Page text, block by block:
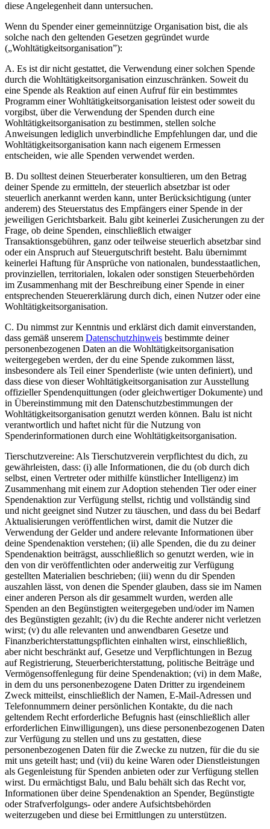
diese Angelegenheit dann untersuchen.
Wenn du Spender einer gemeinnützige Organisation bist, die als
solche nach den geltenden Gesetzen gegründet wurde
(„Wohltätigkeitsorganisation”):
A. Es ist dir nicht gestattet, die Verwendung einer solchen Spende
durch die Wohltätigkeitsorganisation einzuschränken. Soweit du
eine Spende als Reaktion auf einen Aufruf für ein bestimmtes
Programm einer Wohltätigkeitsorganisation leistest oder soweit du
vorgibst, über die Verwendung der Spenden durch eine
Wohltätigkeitsorganisation zu bestimmen, stellen solche
Anweisungen lediglich unverbindliche Empfehlungen dar, und die
Wohltätigkeitsorganisation kann nach eigenem Ermessen
entscheiden, wie alle Spenden verwendet werden.
B. Du solltest deinen Steuerberater konsultieren, um den Betrag
deiner Spende zu ermitteln, der steuerlich absetzbar ist oder
steuerlich anerkannt werden kann, unter Berücksichtigung (unter
anderem) des Steuerstatus des Empfängers einer Spende in der
jeweiligen Gerichtsbarkeit. Balu gibt keinerlei Zusicherungen zu der
Frage, ob deine Spenden, einschließlich etwaiger
Transaktionsgebühren, ganz oder teilweise steuerlich absetzbar sind
oder ein Anspruch auf Steuergutschrift besteht. Balu übernimmt
keinerlei Haftung für Ansprüche von nationalen, bundesstaatlichen,
provinziellen, territorialen, lokalen oder sonstigen Steuerbehörden
im Zusammenhang mit der Beschreibung einer Spende in einer
entsprechenden Steuererklärung durch dich, einen Nutzer oder eine
Wohltätigkeitsorganisation.
C. Du nimmst zur Kenntnis und erklärst dich damit einverstanden,
dass gemäß unserem Datenschutzhinweis bestimmte deiner
personenbezogenen Daten an die Wohltätigkeitsorganisation
weitergegeben werden, der du eine Spende zukommen lässt,
insbesondere als Teil einer Spenderliste (wie unten definiert), und
dass diese von dieser Wohltätigkeitsorganisation zur Ausstellung
offizieller Spendenquittungen (oder gleichwertiger Dokumente) und
in Übereinstimmung mit den Datenschutzbestimmungen der
Wohltätigkeitsorganisation genutzt werden können. Balu ist nicht
verantwortlich und haftet nicht für die Nutzung von
Spenderinformationen durch eine Wohltätigkeitsorganisation.
Tierschutzvereine: Als Tierschutzverein verpflichtest du dich, zu
gewährleisten, dass: (i) alle Informationen, die du (ob durch dich
selbst, einen Vertreter oder mithilfe künstlicher Intelligenz) im
Zusammenhang mit einem zur Adoption stehenden Tier oder einer
Spendenaktion zur Verfügung stellst, richtig und vollständig sind
und nicht geeignet sind Nutzer zu täuschen, und dass du bei Bedarf
Aktualisierungen veröffentlichen wirst, damit die Nutzer die
Verwendung der Gelder und andere relevante Informationen über
deine Spendenaktion verstehen; (ii) alle Spenden, die du zu deiner
Spendenaktion beiträgst, ausschließlich so genutzt werden, wie in
den von dir veröffentlichten oder anderweitig zur Verfügung
gestellten Materialien beschrieben; (iii) wenn du dir Spenden
auszahlen lässt, von denen die Spender glauben, dass sie im Namen
einer anderen Person als dir gesammelt wurden, werden alle
Spenden an den Begünstigten weitergegeben und/oder im Namen
des Begünstigten gezahlt; (iv) du die Rechte anderer nicht verletzen
wirst; (v) du alle relevanten und anwendbaren Gesetze und
Finanzberichterstattungspflichten einhalten wirst, einschließlich,
aber nicht beschränkt auf, Gesetze und Verpflichtungen in Bezug
auf Registrierung, Steuerberichterstattung, politische Beiträge und
Vermögensoffenlegung für deine Spendenaktion; (vi) in dem Maße,
in dem du uns personenbezogene Daten Dritter zu irgendeinem
Zweck mitteilst, einschließlich der Namen, E-Mail-Adressen und
Telefonnummern deiner persönlichen Kontakte, du die nach
geltendem Recht erforderliche Befugnis hast (einschließlich aller
erforderlichen Einwilligungen), uns diese personenbezogenen Daten
zur Verfügung zu stellen und uns zu gestatten, diese
personenbezogenen Daten für die Zwecke zu nutzen, für die du sie
mit uns geteilt hast; und (vii) du keine Waren oder Dienstleistungen
als Gegenleistung für Spenden anbieten oder zur Verfügung stellen
wirst. Du ermächtigst Balu, und Balu behält sich das Recht vor,
Informationen über deine Spendenaktion an Spender, Begünstigte
oder Strafverfolgungs- oder andere Aufsichtsbehörden
weiterzugeben und diese bei Ermittlungen zu unterstützen.